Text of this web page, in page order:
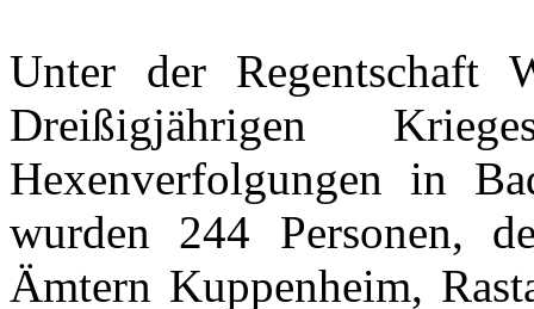
Unter der Regentschaft
Dreißigjährigen
Hexenverfolgungen in
wurden 244 Personen,
Ämtern Kuppenheim,